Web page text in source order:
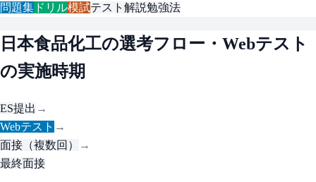
問題集 ドリル模試テスト解説勉強法
日本食品化工の選考フロー・Webテスト
の実施時期
ES提出 →
Webテスト →
面接（複数回）
→
最終面接